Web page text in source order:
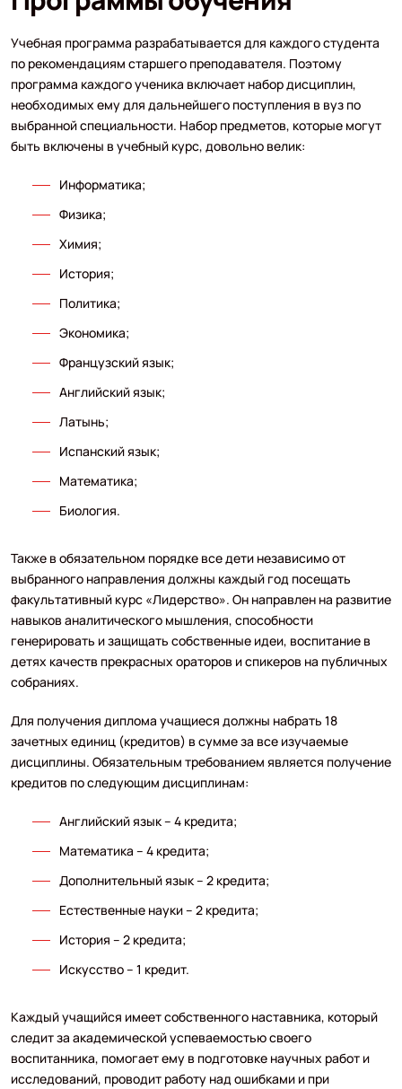
Учебная программа разрабатывается для каждого студента
по рекомендациям старшего преподавателя. Поэтому
программа каждого ученика включает набор дисциплин,
необходимых ему для дальнейшего поступления в вуз по
выбранной специальности. Набор предметов, которые могут
быть включены в учебный курс, довольно велик:
Информатика;
Физика;
Химия;
История;
Политика;
Экономика;
Французский язык;
Английский язык;
Латынь;
Испанский язык;
Математика;
Биология.
Также в обязательном порядке все дети независимо от
выбранного направления должны каждый год посещать
факультативный курс «Лидерство». Он направлен на развитие
навыков аналитического мышления, способности
генерировать и защищать собственные идеи, воспитание в
детях качеств прекрасных ораторов и спикеров на публичных
собраниях.
Для получения диплома учащиеся должны набрать 18
зачетных единиц (кредитов) в сумме за все изучаемые
дисциплины. Обязательным требованием является получение
кредитов по следующим дисциплинам:
Английский язык – 4 кредита;
Математика – 4 кредита;
Дополнительный язык – 2 кредита;
Естественные науки – 2 кредита;
История – 2 кредита;
Искусство – 1 кредит.
Каждый учащийся имеет собственного наставника, который
следит за академической успеваемостью своего
воспитанника, помогает ему в подготовке научных работ и
исследований, проводит работу над ошибками и при